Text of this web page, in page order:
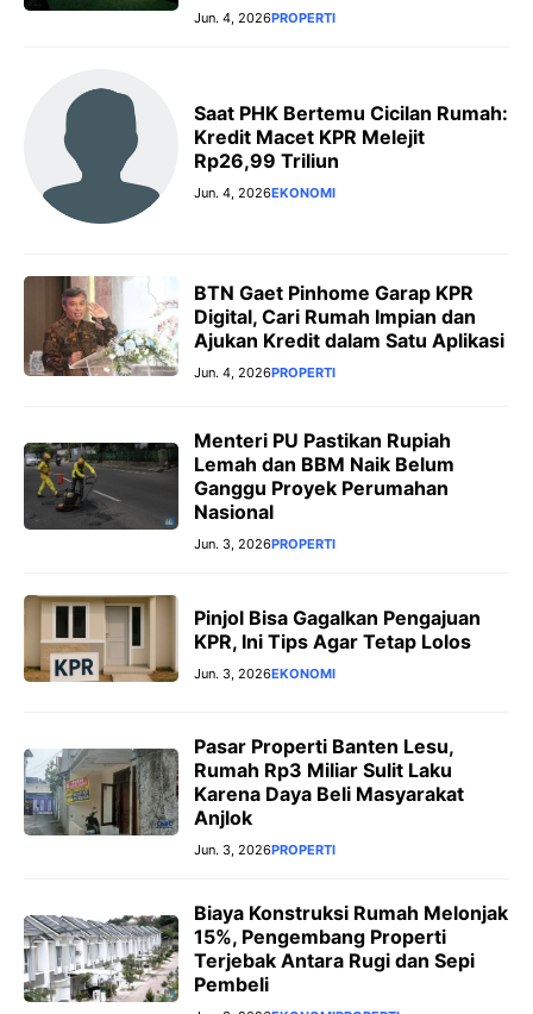
Jun. 4, 2026PROPERTI
Saat PHK Bertemu Cicilan Rumah:
Kredit Macet KPR Melejit
Rp26,99 Triliun
Jun. 4, 2026EKONOMI
BTN Gaet Pinhome Garap KPR
Digital, Cari Rumah Impian dan
Ajukan Kredit dalam Satu Aplikasi
Jun. 4, 2026PROPERTI
Menteri PU Pastikan Rupiah
Lemah dan BBM Naik Belum
Ganggu Proyek Perumahan
Nasional
Jun. 3, 2026PROPERTI
Pinjol Bisa Gagalkan Pengajuan
KPR, Ini Tips Agar Tetap Lolos
Jun. 3, 2026EKONOMI
Pasar Properti Banten Lesu,
Rumah Rp3 Miliar Sulit Laku
Karena Daya Beli Masyarakat
Anjlok
Jun. 3, 2026PROPERTI
Biaya Konstruksi Rumah Melonjak
15%, Pengembang Properti
Terjebak Antara Rugi dan Sepi
Pembeli